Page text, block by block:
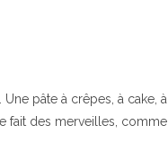
pâte à crêpes, à cake, à
fait des merveilles, comme